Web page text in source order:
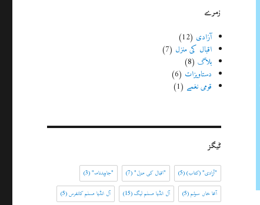
زمرے
آزادی (12)
اقبال کی منزل (7)
بلاگ (8)
دستاویزات (6)
قومی نغمے (1)
ٹیگز
"آزادی" (کتاب)(5) "اقبال کی منزل"(7) "جاویدنامہ"(3)
آغا خاں سوئم(5) آل انڈیا مسلم لیگ(15) آل انڈیا مسلم کانفرس(5)